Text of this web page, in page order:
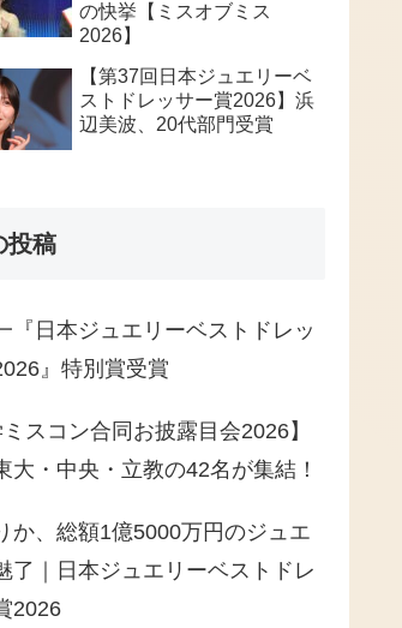
の快挙【ミスオブミス
2026】
【第37回日本ジュエリーベ
ストドレッサー賞2026】浜
辺美波、20代部門受賞
投稿
『日本ジュエリーベストドレッ
』特別賞受賞
ミスコン合同お披露目会2026】
大・中央・立教の42名が集結！
か、総額1億5000万円のジュエ
了｜日本ジュエリーベストドレ
2026